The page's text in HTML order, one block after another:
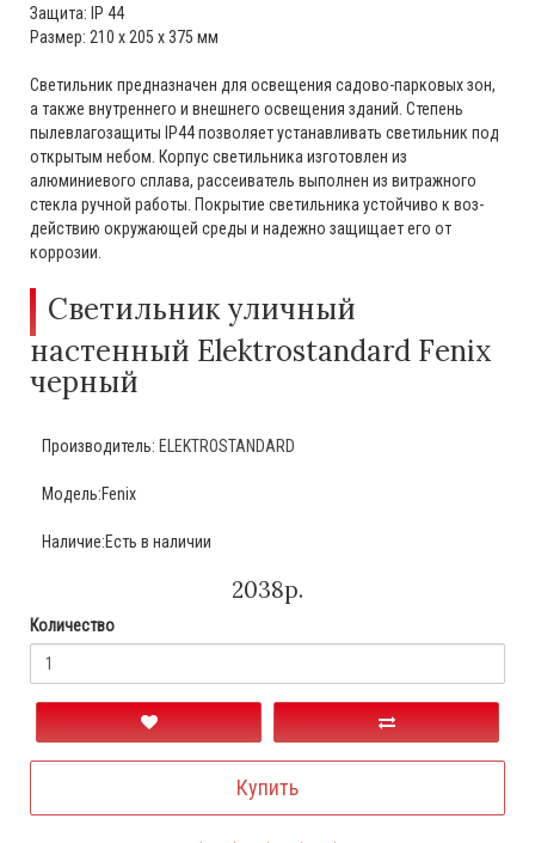
Защита: IP 44
Размер: 210 х 205 х 375 мм
Светильник предназначен для освещения садово-парковых зон,
а также внутреннего и внешнего освещения зданий. Степень
пылевлагозащиты IР44 позволяет устанавливать светильник под
открытым небом. Корпус светильника изготовлен из
алюминиевого сплава, рассеиватель выполнен из витражного
стекла ручной работы. Покрытие светильника устойчиво к воз­
дейст­вию окружающей среды и на­дежно защищает его от
коррозии.
Светильник уличный
настенный Elektrostandard Fenix
черный
Производитель: ELEKTROSTANDARD
Модель:Fenix
Наличие:Есть в наличии
2038р.
Количество
Купить